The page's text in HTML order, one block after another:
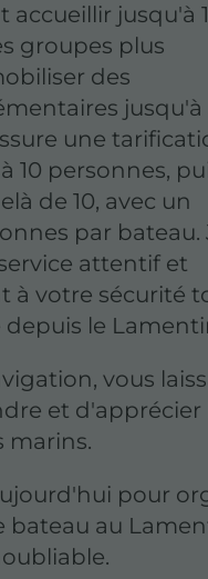
accueillir jusqu'à
groupes plus
des
jusqu'à
une
10 personnes,
de 10, avec un
par bateau.
attentif et
à votre sécurité
le
vous
et d'apprécier
marins.
pour
bateau au